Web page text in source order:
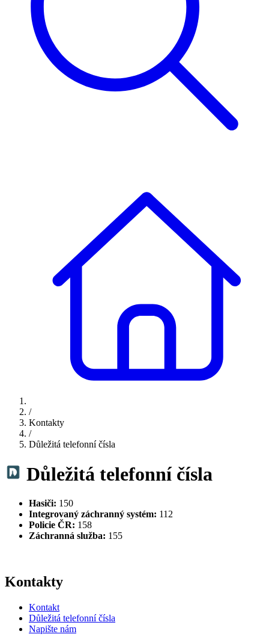
/
Kontakty
/
Důležitá telefonní čísla
Důležitá telefonní čísla
Hasiči: 150
Integrovaný záchranný systém: 112
Policie ČR: 158
Záchranná služba: 155
Kontakty
Kontakt
Důležitá telefonní čísla
Napište nám